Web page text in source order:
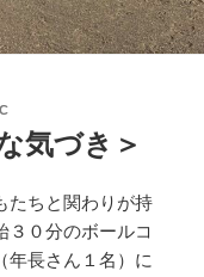
気づき＞
たちと関わりが持
３０分のボールコ
年長さん１名）に